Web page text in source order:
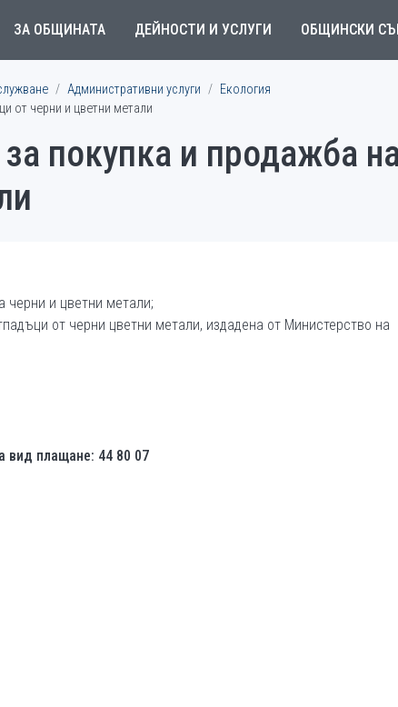
ЗА ОБЩИНАТА ДЕЙНОСТИ И УСЛУГИ ОБЩИНСКИ
Административни услуги
Екология
от черни и цветни метали
покупка и продажба
черни и цветни метали;
от черни цветни метали, издадена от Министерство на
вид плащане: 44 80 07